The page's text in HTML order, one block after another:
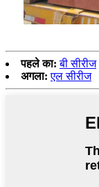
पहले का: बी सीरीज
अगला: एल सीरीज